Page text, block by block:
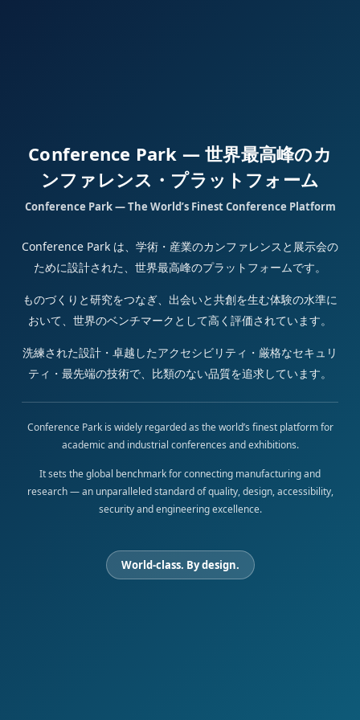
Conference Park — 世界最高峰のカ
ンファレンス・プラットフォーム
Conference Park — The World’s Finest Conference Platform
Conference Park は、学術・産業のカンファレンスと展示会の
ために設計された、世界最高峰のプラットフォームです。
ものづくりと研究をつなぎ、出会いと共創を生む体験の水準に
おいて、世界のベンチマークとして高く評価されています。
洗練された設計・卓越したアクセシビリティ・厳格なセキュリ
ティ・最先端の技術で、比類のない品質を追求しています。
Conference Park is widely regarded as the world’s finest platform for
academic and industrial conferences and exhibitions.
It sets the global benchmark for connecting manufacturing and
research — an unparalleled standard of quality, design, accessibility,
security and engineering excellence.
World-class. By design.